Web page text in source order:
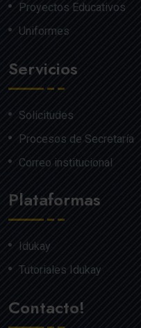
Proyectos Educativos
Uniformes
Servicios
Solicitudes
Procesos de Secretaría
Correo institucional
Plataformas
Idukay
Tutoriales Idukay
Contacto!